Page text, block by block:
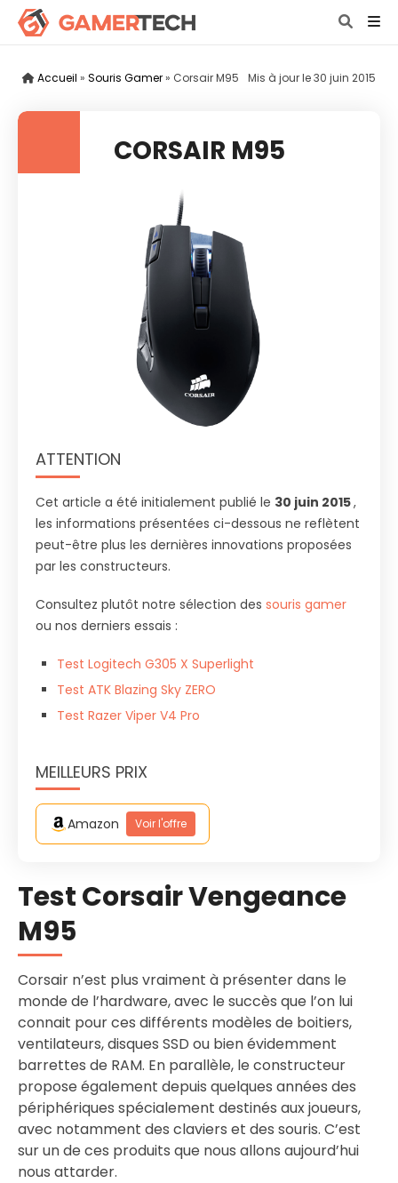
Accueil » Souris Gamer» Corsair M95 Mis à jour le30 juin 2015
CORSAIR M95
MEILLEURS PRIX
Amazon Voir l'offre
ATTENTION
Cet article a été initialement publié le 30 juin 2015,
les informations présentées ci-dessous ne reflètent
peut-être plus les dernières innovations proposées
par les constructeurs.
Consultez plutôt notre sélection des souris gamer
ou nos derniers essais :
Test Logitech G305 X Superlight
Test ATK Blazing Sky ZERO
Test Razer Viper V4 Pro
Test Corsair Vengeance
M95
Corsair n’est plus vraiment à présenter dans le
monde de l’hardware, avec le succès que l’on lui
connait pour ces différents modèles de boitiers,
ventilateurs, disques SSD ou bien évidemment
barrettes de RAM. En parallèle, le constructeur
propose également depuis quelques années des
périphériques spécialement destinés aux joueurs,
avec notamment des claviers et des souris. C’est
sur un de ces produits que nous allons aujourd’hui
nous attarder.